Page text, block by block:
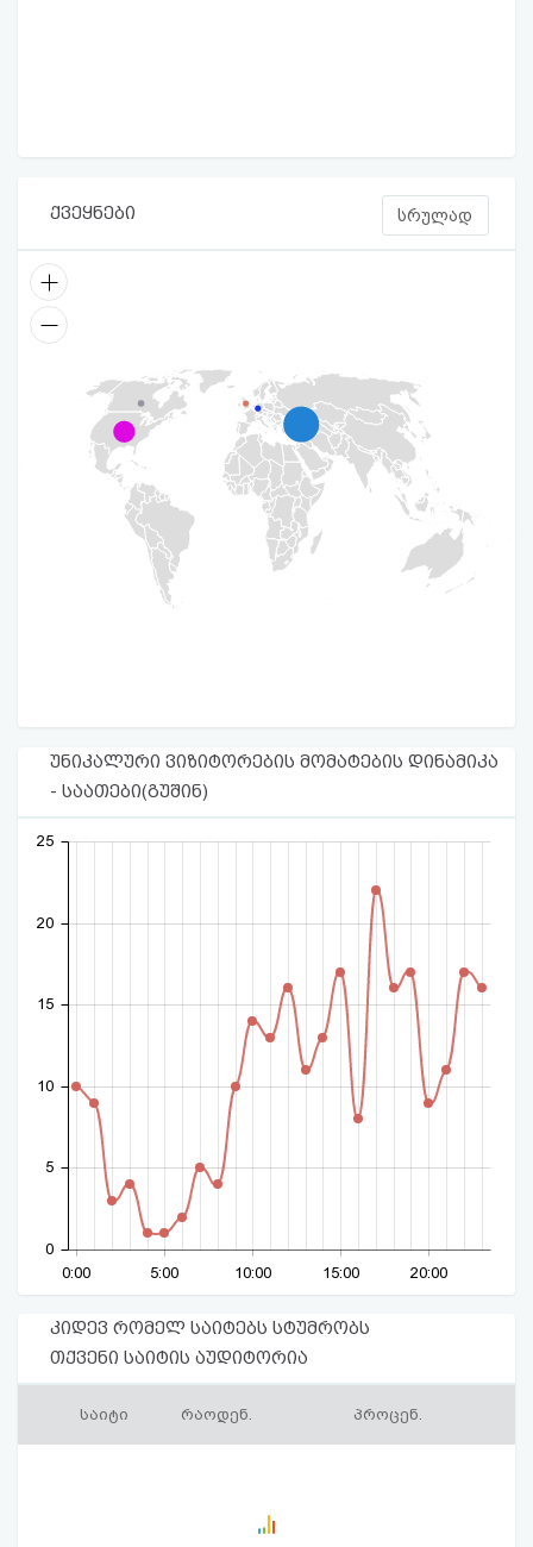
ქვეყნები სრულად
უნიკალური ვიზიტორების მომატების დინამიკა
- საათები(გუშინ)
0:00 5:00 10:00 15:00 20:00
0
5
10
15
20
25
კიდევ რომელ საიტებს სტუმრობს
თქვენი საიტის აუდიტორია
საიტი რაოდენ. პროცენ.